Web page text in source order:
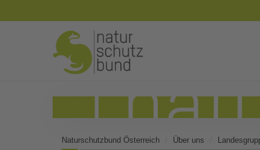
Naturschutzbund Österreich Über uns